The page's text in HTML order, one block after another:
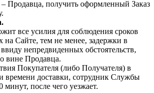
Продавца, получить оформленный Заказ
все усилия для соблюдения сроков
на Сайте, тем не менее, задержки в
непредвиденных обстоятельств,
вине Продавца.
Покупателя (либо Получателя) в
времени доставки, сотрудник Службы
минут, после чего уезжает.